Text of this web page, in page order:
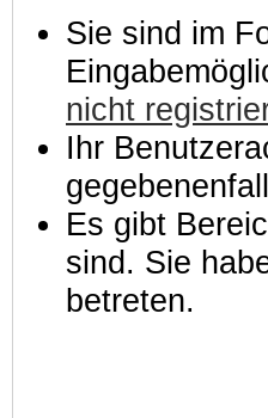
Sie sind im
nicht
Ihr
Es gibt
sind. Sie
betreten.